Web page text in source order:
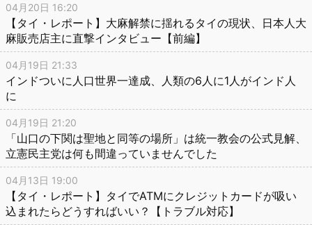
04月20日 16:20
【タイ・レポート】大麻解禁に揺れるタイの現状、日本人大
麻販売店主に直撃インタビュー【前編】
04月19日 21:33
インドついに人口世界一達成、人類の6人に1人がインド人
に
04月19日 21:20
「山口の下関は聖地と同等の場所」は統一教会の公式見解、
立憲民主党は何も間違っていませんでした
04月13日 19:00
【タイ・レポート】タイでATMにクレジットカードが吸い
込まれたらどうすればいい？【トラブル対応】